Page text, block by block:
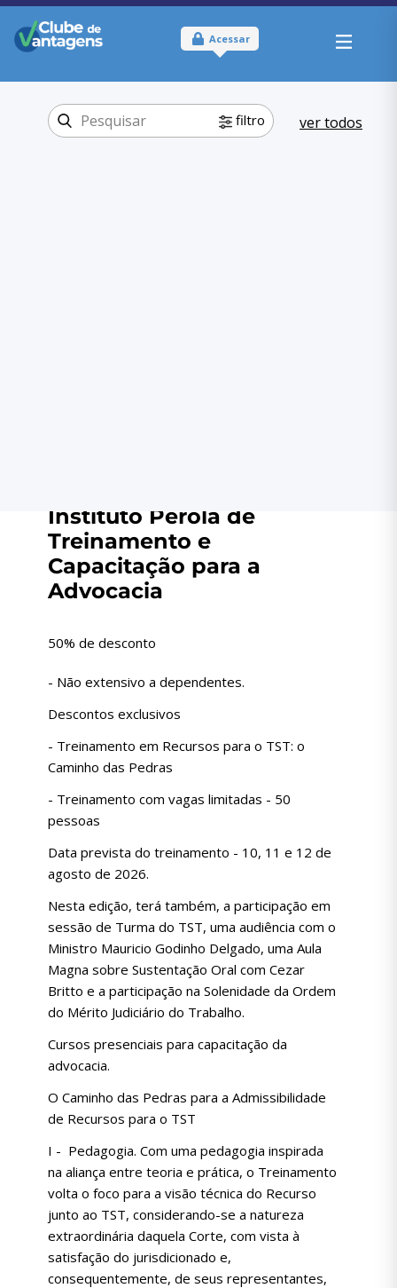
Acessar
filtro ver todos
Instituto Pérola de
Treinamento e
Capacitação para a
Advocacia
50% de desconto
- Não extensivo a dependentes.
Descontos exclusivos
- Treinamento em Recursos para o TST: o
Caminho das Pedras
- Treinamento com vagas limitadas - 50
pessoas
Data prevista do treinamento - 10, 11 e 12 de
agosto de 2026.
Nesta edição, terá também, a participação em
sessão de Turma do TST, uma audiência com o
Ministro Mauricio Godinho Delgado, uma Aula
Magna sobre Sustentação Oral com Cezar
Britto e a participação na Solenidade da Ordem
do Mérito Judiciário do Trabalho.
Cursos presenciais para capacitação da
advocacia.
O Caminho das Pedras para a Admissibilidade
de Recursos para o TST
I - Pedagogia. Com uma pedagogia inspirada
na aliança entre teoria e prática, o Treinamento
volta o foco para a visão técnica do Recurso
junto ao TST, considerando-se a natureza
extraordinária daquela Corte, com vista à
satisfação do jurisdicionado e,
consequentemente, de seus representantes,